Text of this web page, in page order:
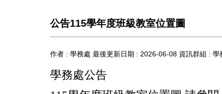
公告115學年度班級教室位置圖
作者 : 學務處 最後更新日期 : 2026-06-08 資訊群組 : 學
學務處公告